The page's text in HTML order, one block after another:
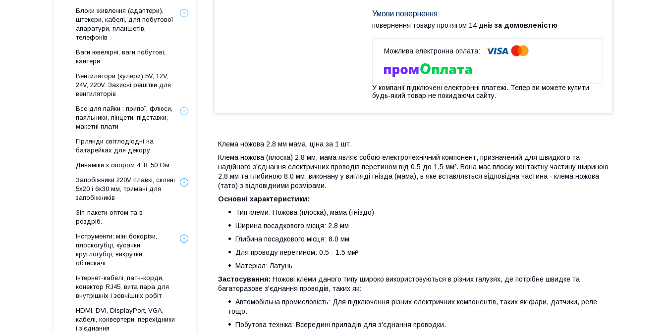
повернення товару протягом 14 днів за домовленістю
У компанії підключені електронні платежі. Тепер ви можете купити
будь-який товар не покидаючи сайту.
Клема ножова 2.8 мм мама, ціна за 1 шт.
Клема ножова (плоска) 2.8 мм, мама являє собою електротехнічний компонент, призначений для швидкого та
надійного з'єднання електричних проводів перетином від 0,5 до 1,5 мм². Вона має плоску контактну частину шириною
2.8 мм та глибиною 8.0 мм, виконану у вигляді гнізда (мама), в яке вставляється відповідна частина - клема ножова
(тато) з відповідними розмірами.
Основні характеристики:
Тип клеми: Ножова (плоска), мама (гніздо)
Ширина посадкового місця: 2.8 мм
Глибина посадкового місця: 8.0 мм
Для проводу перетином: 0.5 - 1.5 мм²
Матеріал: Латунь
Застосування: Ножові клеми даного типу широко використовуються в різних галузях, де потрібне швидке та
багаторазове з'єднання проводів, таких як:
Автомобільна промисловість: Для підключення різних електричних компонентів, таких як фари, датчики, реле
тощо.
Побутова техніка: Всередині приладів для з'єднання проводки.
Блоки живлення (адаптери),
штекери, кабелі, для побутової
апаратури, планшетів,
телефонів
Ваги ювелірні, ваги побутові,
кантери
Вентилятори (кулери) 5V, 12V,
24V, 220V. Захисні решітки для
вентиляторів
Все для пайки : припої, флюси,
паяльники, пінцети, підставки,
макетні плати
Гірлянди світлодіодні на
батарейках для декору
Динаміки з опором 4, 8, 50 Ом
Запобіжники 220V плавкі, скляні
5x20 і 6х30 мм, тримачі для
запобіжників
Зіп-пакети оптом та в
роздріб.
Інструменти: міні бокорізи,
плоскогубці, кусачки,
круглогубці; викрутки;
обтискачі
Інтернет-кабелі, патч-корди,
конектор RJ45, вита пара для
внутрішніх і зовнішніх робіт
HDMI, DVI, DisplayPort, VGA,
кабелі, конвертери, перехідники
і з'єднання